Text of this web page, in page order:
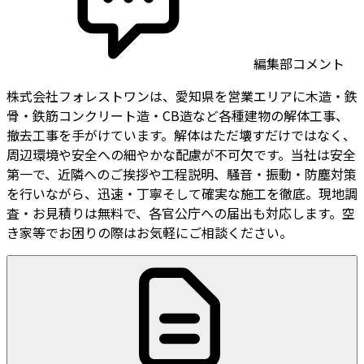
編集部コメント
株式会社フォレストワンは、愛知県を営業エリアに木造・鉄
骨・鉄筋コンクリート造・CB造など各種建物の解体工事、
撤去工事を手がけています。解体はただ壊すだけではなく、
周辺環境や安全への細やかな配慮が不可欠です。当社は安全
第一で、近隣へのご挨拶や工程説明、騒音・振動・防塵対策
を行いながら、迅速・丁寧そして確実な施工を徹底。現地調
査・お見積りは無料で、各官公庁への届出も対応します。空
き家等でお困りの際はお気軽にご相談ください。